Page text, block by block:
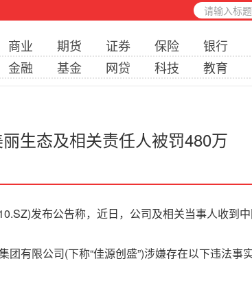
商业 期货 证券 保险 银行
金融 基金 网贷 科技 教育
生态及相关责任人被罚480万
发布公告称，近日，公司及相关当事人收到
限公司(下称“佳源创盛”)涉嫌存在以下违法事实